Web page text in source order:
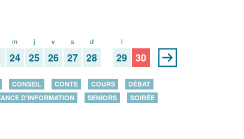
m
24
j
25
v
26
s
27
d
28
l
29
30
CONSEIL CONTE COURS
DÉBAT
D'INFORMATION SENIORS
SOIRÉE